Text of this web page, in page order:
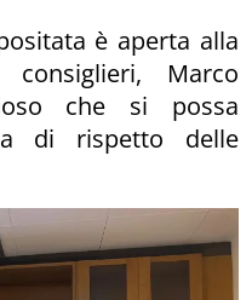
è aperta alla
Marco
che si possa
di rispetto delle